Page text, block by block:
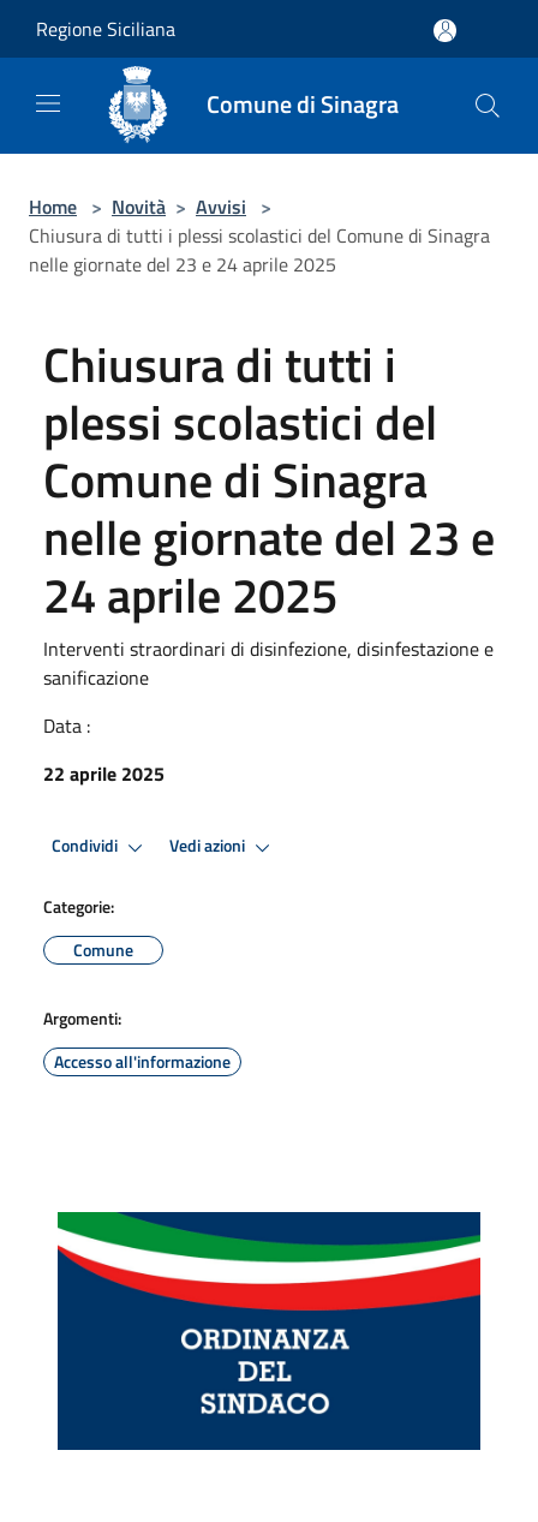
Regione Siciliana
Comune di Sinagra
Home > Novità > Avvisi >
Chiusura di tutti i plessi scolastici del Comune di Sinagra
nelle giornate del 23 e 24 aprile 2025
Chiusura di tutti i
plessi scolastici del
Comune di Sinagra
nelle giornate del 23 e
24 aprile 2025
Interventi straordinari di disinfezione, disinfestazione e
sanificazione
Data :
22 aprile 2025
Condividi Vedi azioni
Categorie:
Comune
Argomenti:
Accesso all'informazione